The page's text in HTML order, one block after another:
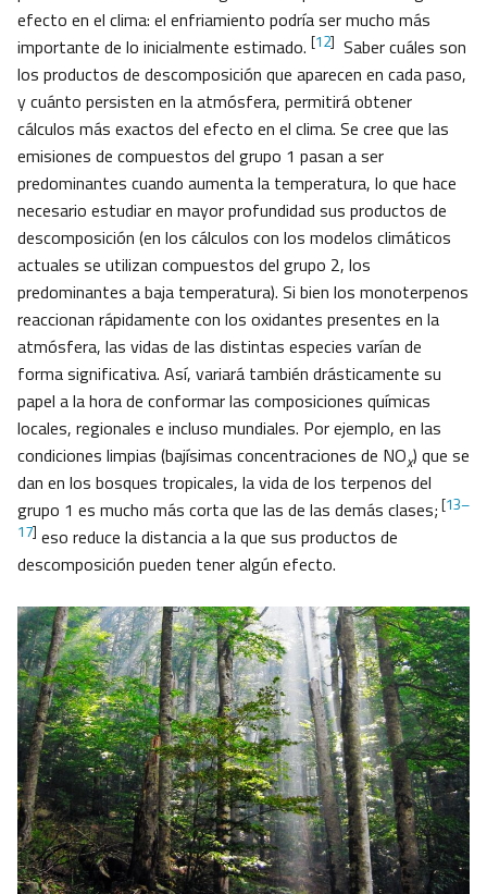
efecto en el clima: el enfriamiento podría ser mucho más
importante de lo inicialmente estimado. [12] Saber cuáles son
los productos de descomposición que aparecen en cada paso,
y cuánto persisten en la atmósfera, permitirá obtener
cálculos más exactos del efecto en el clima. Se cree que las
emisiones de compuestos del grupo 1 pasan a ser
predominantes cuando aumenta la temperatura, lo que hace
necesario estudiar en mayor profundidad sus productos de
descomposición (en los cálculos con los modelos climáticos
actuales se utilizan compuestos del grupo 2, los
predominantes a baja temperatura). Si bien los monoterpenos
reaccionan rápidamente con los oxidantes presentes en la
atmósfera, las vidas de las distintas especies varían de
forma significativa. Así, variará también drásticamente su
papel a la hora de conformar las composiciones químicas
locales, regionales e incluso mundiales. Por ejemplo, en las
condiciones limpias (bajísimas concentraciones de NOx) que se
dan en los bosques tropicales, la vida de los terpenos del
grupo 1 es mucho más corta que las de las demás clases; [13–
17] eso reduce la distancia a la que sus productos de
descomposición pueden tener algún efecto.